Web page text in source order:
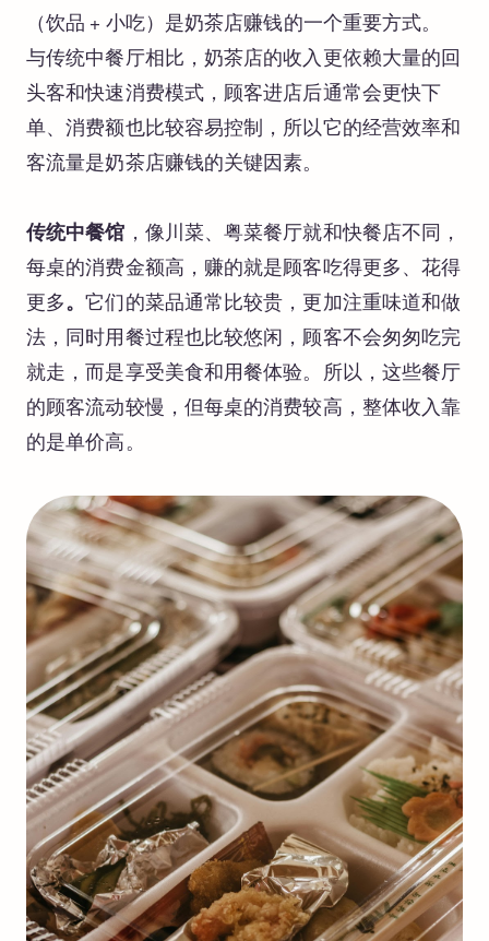
（饮品 + 小吃）是奶茶店赚钱的一个重要方式。
与传统中餐厅相比，奶茶店的收入更依赖大量的回
头客和快速消费模式，顾客进店后通常会更快下
单、消费额也比较容易控制，所以它的经营效率和
客流量是奶茶店赚钱的关键因素。
传统中餐馆 ，像川菜、粤菜餐厅就和快餐店不同，
每桌的消费金额高，赚的就是顾客吃得更多、花得
更多。它们的菜品通常比较贵，更加注重味道和做
法，同时用餐过程也比较悠闲，顾客不会匆匆吃完
就走，而是享受美食和用餐体验。所以，这些餐厅
的顾客流动较慢，但每桌的消费较高，整体收入靠
的是单价高。